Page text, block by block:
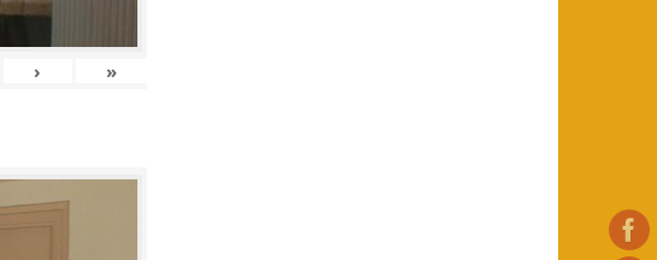
› »